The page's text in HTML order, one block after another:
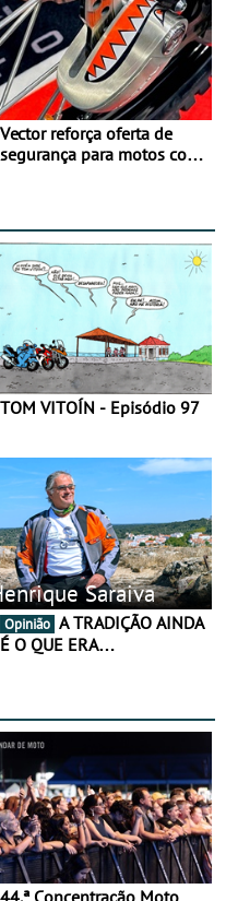
Vector reforça oferta de
segurança para motos com
TOM VITOÍN - Episódio 97
Saraiva
Opinião
É O QUE ERA…
44.ª Concentração Moto